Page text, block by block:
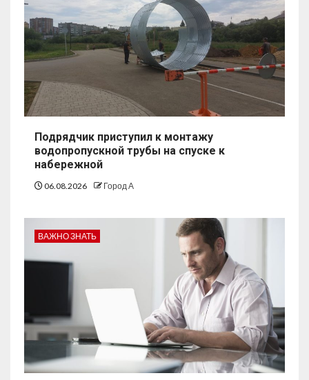
Подрядчик приступил к монтажу
водопропускной трубы на спуске к
набережной
06.08.2026 Город А
ВАЖНО ЗНАТЬ